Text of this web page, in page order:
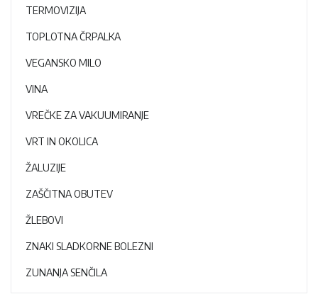
TERMOVIZIJA
TOPLOTNA ČRPALKA
VEGANSKO MILO
VINA
VREČKE ZA VAKUUMIRANJE
VRT IN OKOLICA
ŽALUZIJE
ZAŠČITNA OBUTEV
ŽLEBOVI
ZNAKI SLADKORNE BOLEZNI
ZUNANJA SENČILA